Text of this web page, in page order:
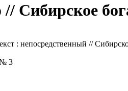
// Сибирское
: непосредственный //
№ 3